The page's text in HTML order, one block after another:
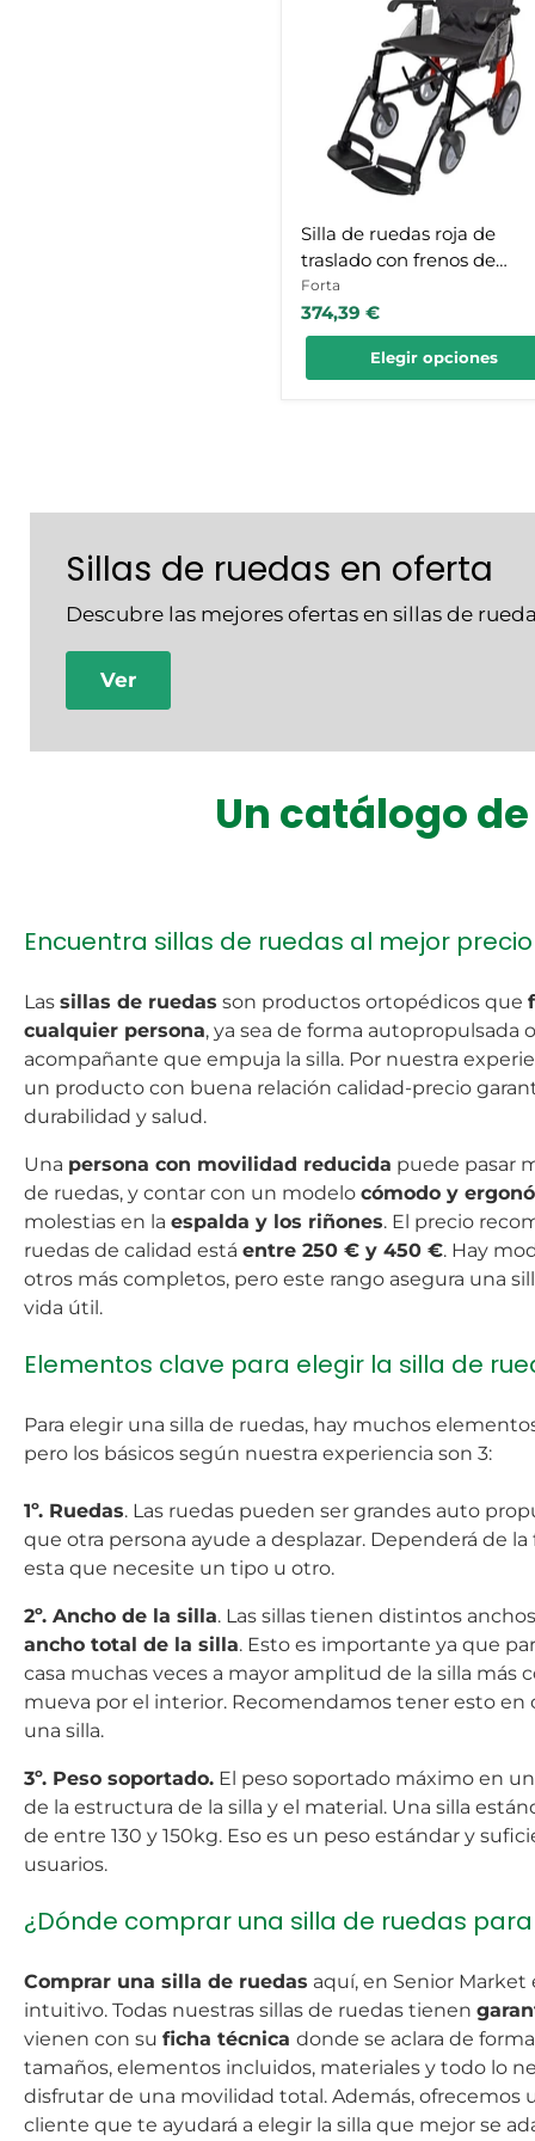
acompañante
Silla de ruedas roja de
traslado con frenos de
acompañante
Forta
374,39 €
Elegir opciones
Sillas de ruedas en oferta
Descubre las mejores ofertas en sillas de
Ver
Un catálogo
Encuentra sillas de ruedas al mejor precio
Las sillas de ruedas son productos ortopédicos que
cualquier persona, ya sea de forma autopropulsada
acompañante que empuja la silla. Por nuestra
un producto con buena relación calidad-precio
durabilidad y salud.
Una persona con movilidad reducida puede pasar
de ruedas, y contar con un modelo cómodo y
molestias en la espalda y los riñones. El precio
ruedas de calidad está entre 250 € y 450 €. Hay
otros más completos, pero este rango asegura una
vida útil.
Elementos clave para elegir la silla de
Para elegir una silla de ruedas, hay muchos
pero los básicos según nuestra experiencia son 3:
1º. Ruedas. Las ruedas pueden ser grandes auto
que otra persona ayude a desplazar. Dependerá de
esta que necesite un tipo u otro.
2º. Ancho de la silla. Las sillas tienen distintos
ancho total de la silla. Esto es importante ya que
casa muchas veces a mayor amplitud de la silla más
mueva por el interior. Recomendamos tener esto en
una silla.
3º. Peso soportado. El peso soportado máximo en
de la estructura de la silla y el material. Una silla
de entre 130 y 150kg. Eso es un peso estándar y
usuarios.
¿Dónde comprar una silla de ruedas
Comprar una silla de ruedas aquí, en Senior Market
intuitivo. Todas nuestras sillas de ruedas tienen
vienen con su ficha técnica donde se aclara de
tamaños, elementos incluidos, materiales y todo lo
disfrutar de una movilidad total. Además, ofrecemos
cliente que te ayudará a elegir la silla que mejor se